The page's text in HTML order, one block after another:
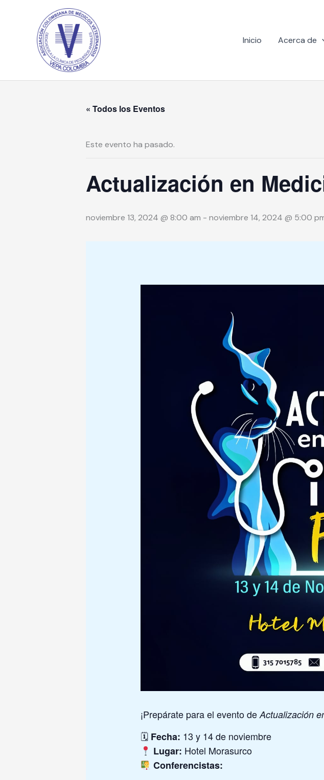
contenido
Inicio Acerca de
« Todos los Eventos
Este evento ha pasado.
Actualización en
noviembre 13, 2024 @ 8:00 am - noviembre 14, 2024 @ 5:00
¡Prepárate para el evento deActualización
🗓 Fecha: 13 y 14 de noviembre
Lugar: Hotel Morasurco
Conferencistas: